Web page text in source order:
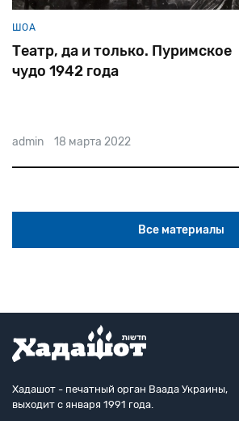
Пуримское
В Румынии
дипломата,
1200 евреев
Все материалы
Хадашот - печатный орган Ваада Украины,
выходит с января 1991 года.